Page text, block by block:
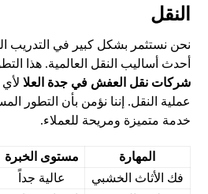
النقل
نحن نستثمر بشكل كبير في التدريب
أحدث أساليب النقل العالمية. هذا
شركات نقل العفش في جدة العلا
عملية النقل. إننا نؤمن بأن التطور
خدمة متميزة ومريحة للعملاء.
المهارة مستوى الخبرة
فك الأثاث الخشبي
عالية جداً